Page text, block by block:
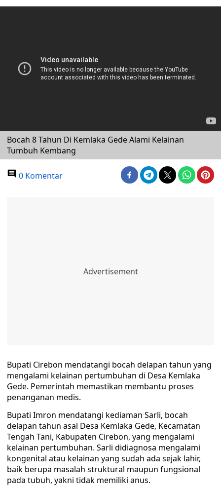
Bocah 8 Tahun Di Kemlaka Gede Alami Kelainan
Tumbuh Kembang
0 Komentar
Bupati Cirebon mendatangi bocah delapan tahun yang
mengalami kelainan pertumbuhan di Desa Kemlaka
Gede. Pemerintah memastikan membantu proses
penanganan medis.
Bupati Imron mendatangi kediaman Sarli, bocah
delapan tahun asal Desa Kemlaka Gede, Kecamatan
Tengah Tani, Kabupaten Cirebon, yang mengalami
kelainan pertumbuhan. Sarli didiagnosa mengalami
kongenital atau kelainan yang sudah ada sejak lahir,
baik berupa masalah struktural maupun fungsional
pada tubuh, yakni tidak memiliki anus.